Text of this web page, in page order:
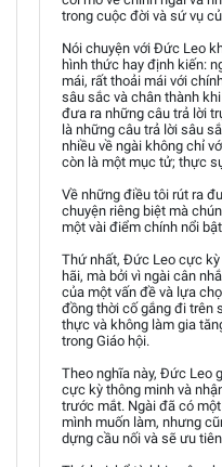
trong cuộc đời và sứ vụ
Nói chuyện với Đức Leo
hình thức hay định kiến:
mái, rất thoải mái với
sâu sắc và chân thành
đưa ra những câu trả lời
là những câu trả lời sâu
nhiều về ngài không chỉ
còn là một mục tử; thực
Về những điều tôi rút ra
chuyện riêng biệt mà
một vài điểm chính nổi
Thứ nhất, Đức Leo cực kỳ
hãi, mà bởi vì ngài cân
của một vấn đề và lựa
đồng thời cố gắng đi trên
thực và không làm gia
trong Giáo hội.
Theo nghĩa này, Đức Leo
cực kỳ thông minh và
trước mắt. Ngài đã có
mình muốn làm, nhưng
dựng cầu nối và sẽ ưu